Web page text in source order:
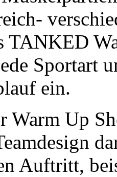
TANKED
Sportart
ein.
Warm Up
Auftritt,